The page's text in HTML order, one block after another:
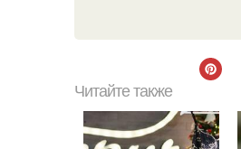
Читайте также